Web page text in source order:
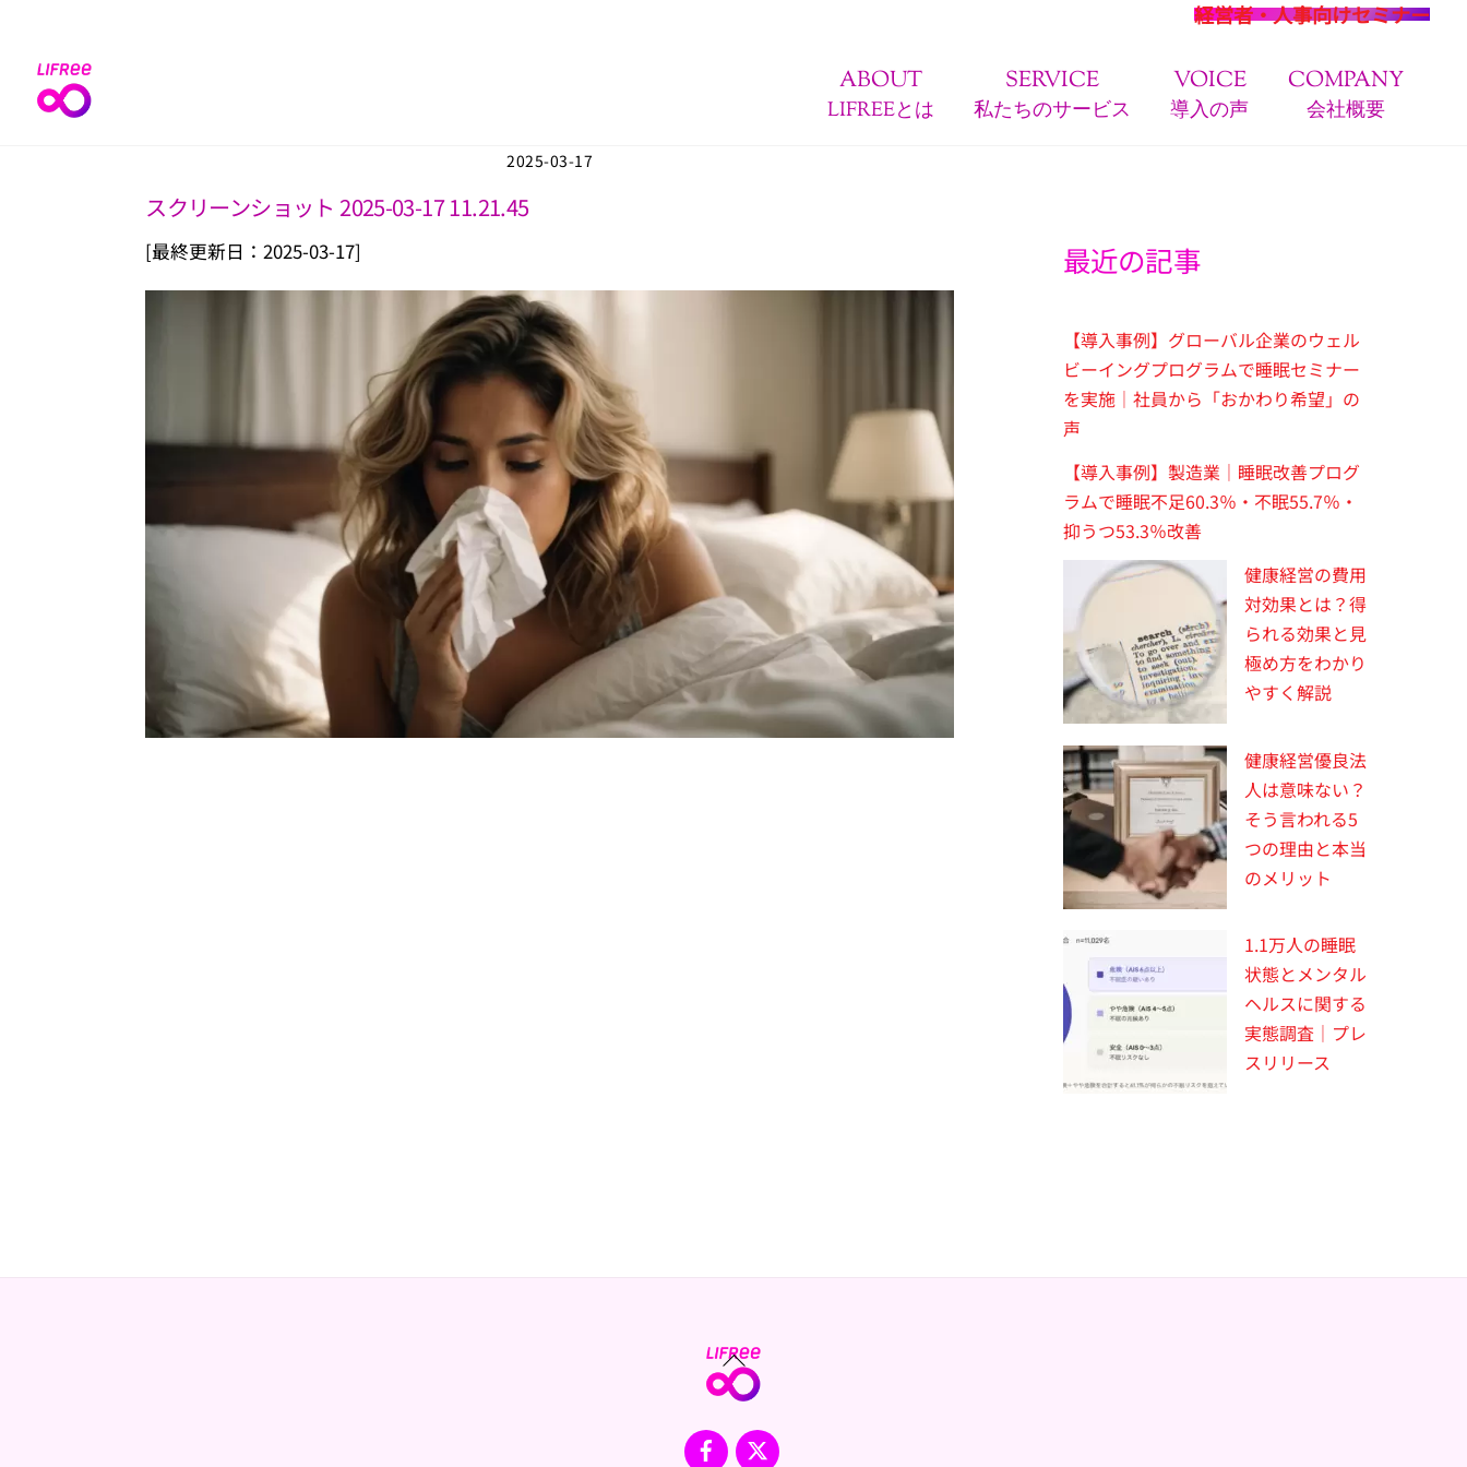
content
経営者・人事向けセミナー
ABOUT
LIFREEとは
SERVICE
私たちのサービス
VOICE
導入の声
COMPANY
会社概要
2025-03-17
スクリーンショット 2025-03-17 11.21.45
[最終更新日：2025-03-17] 最近の記事
【導入事例】グローバル企業のウェル
ビーイングプログラムで睡眠セミナー
を実施｜社員から「おかわり希望」の
声
【導入事例】製造業｜睡眠改善プログ
ラムで睡眠不足60.3％・不眠55.7％・
抑うつ53.3％改善
健康経営の費用
対効果とは？得
られる効果と見
極め方をわかり
やすく解説
健康経営優良法
人は意味ない？
そう言われる5
つの理由と本当
のメリット
1.1万人の睡眠
状態とメンタル
ヘルスに関する
実態調査｜プレ
スリリース
Back
To
Facebook
X